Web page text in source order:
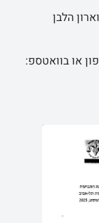
הלבן
או בוואטספ: